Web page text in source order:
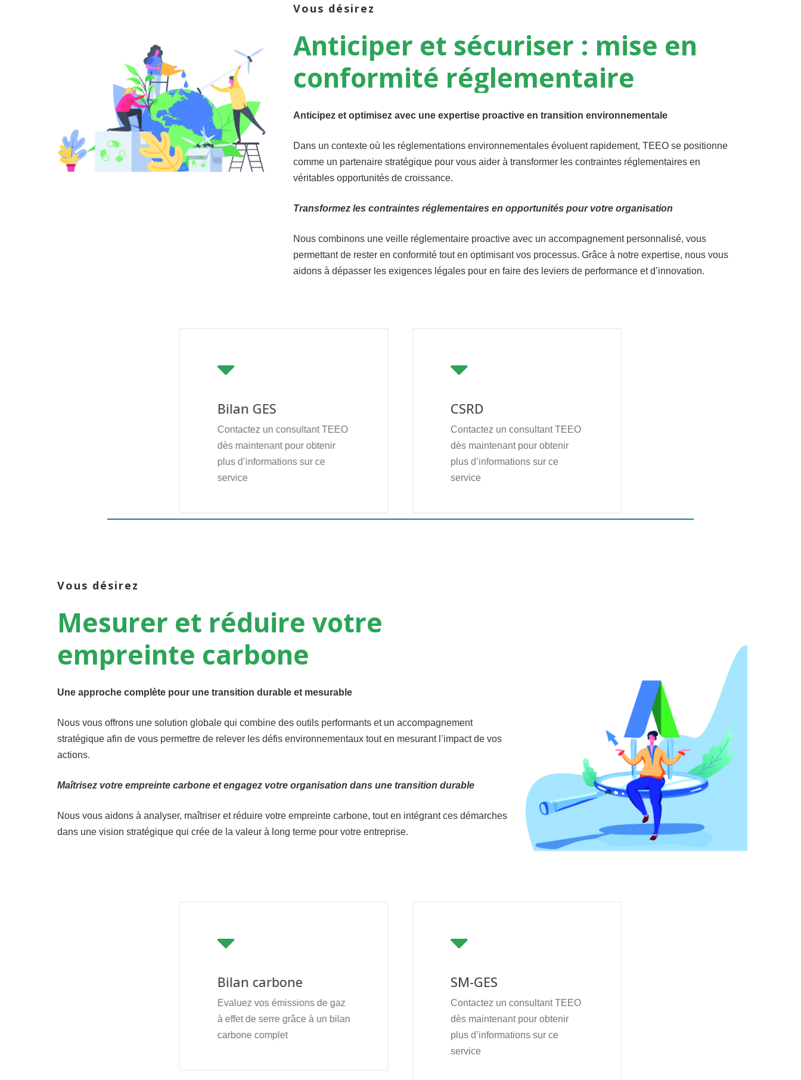
Vous désirez
Anticiper et sécuriser : mise en
conformité réglementaire
Anticipez et optimisez avec une expertise proactive en transition environnementale
Dans un contexte où les réglementations environnementales évoluent rapidement, TEEO se positionne
comme un partenaire stratégique pour vous aider à transformer les contraintes réglementaires en
véritables opportunités de croissance.
Transformez les contraintes réglementaires en opportunités pour votre organisation
Nous combinons une veille réglementaire proactive avec un accompagnement personnalisé, vous
permettant de rester en conformité tout en optimisant vos processus. Grâce à notre expertise, nous vous
aidons à dépasser les exigences légales pour en faire des leviers de performance et d’innovation.
Bilan GES
Contactez un consultant TEEO
dès maintenant pour obtenir
plus d’informations sur ce
service
CSRD
Contactez un consultant TEEO
dès maintenant pour obtenir
plus d’informations sur ce
service
Vous désirez
Mesurer et réduire votre
empreinte carbone
Une approche complète pour une transition durable et mesurable
Nous vous offrons une solution globale qui combine des outils performants et un accompagnement
stratégique afin de vous permettre de relever les défis environnementaux tout en mesurant l’impact de vos
actions.
Maîtrisez votre empreinte carbone et engagez votre organisation dans une transition durable
Nous vous aidons à analyser, maîtriser et réduire votre empreinte carbone, tout en intégrant ces démarches
dans une vision stratégique qui crée de la valeur à long terme pour votre entreprise.
Bilan carbone
Evaluez vos émissions de gaz
à effet de serre grâce à un bilan
carbone complet
SM-GES
Contactez un consultant TEEO
dès maintenant pour obtenir
plus d’informations sur ce
service